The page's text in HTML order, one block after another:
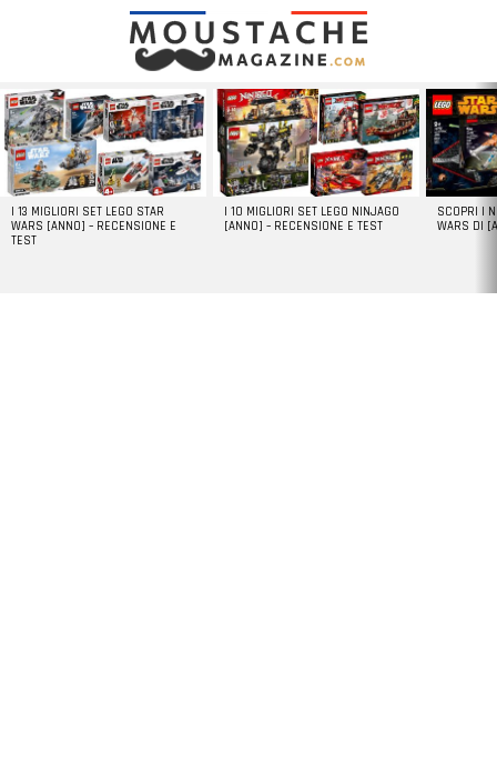
LATEST
STORIES
I 13 MIGLIORI SET LEGO STAR
WARS [ANNO] – RECENSIONE E
TEST
I 10 MIGLIORI SET LEGO NINJAGO
[ANNO] – RECENSIONE E TEST
SCOPRI I
WARS DI